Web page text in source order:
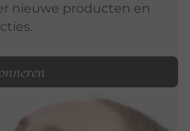
nieuwe producten en